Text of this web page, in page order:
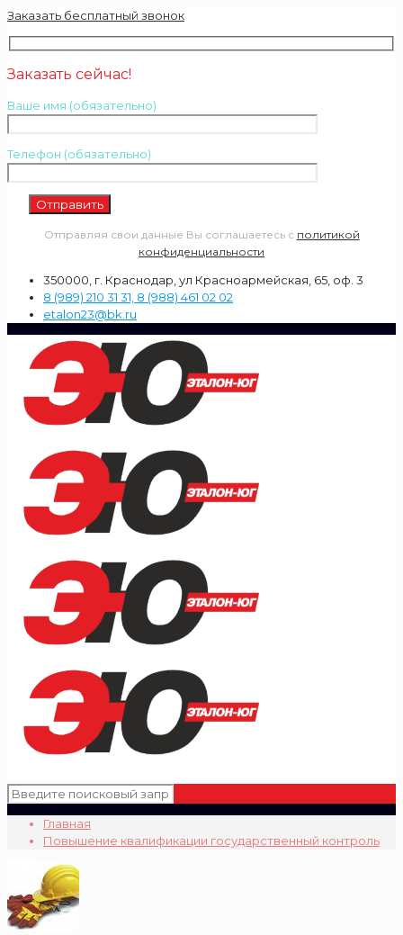
Заказать бесплатный звонок
Заказать сейчас!
Ваше имя (обязательно)
Телефон (обязательно)
Отправляя свои данные Вы соглашаетесь с политикой
конфиденциальности
350000, г. Краснодар, ул Красноармейская, 65, оф. 3
8 (989) 210 31 31, 8 (988) 461 02 02
etalon23@bk.ru
Главная
Повышение квалификации государственный контроль